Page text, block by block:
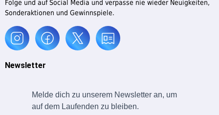
Folge und auf Social Media und verpasse nie wieder Neuigkeiten,
Sonderaktionen und Gewinnspiele.
Newsletter
Melde dich zu unserem Newsletter an, um
auf dem Laufenden zu bleiben.